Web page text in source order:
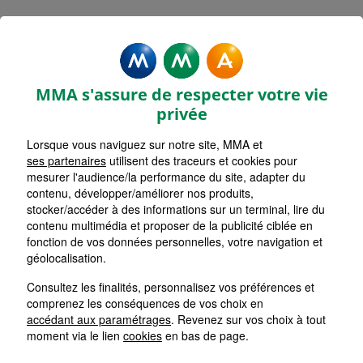
MONTRICHARD VAL DE CHER
Accueil
Assurance Centre-Val de Loire
Assurance Loir-et-Cher (41)
MMA s'assure de respecter votre vie
privée
Lorsque vous naviguez sur notre site, MMA et
ses partenaires utilisent des traceurs et cookies pour
mesurer l'audience/la performance du site, adapter du
contenu, développer/améliorer nos produits,
stocker/accéder à des informations sur un terminal, lire du
contenu multimédia et proposer de la publicité ciblée en
fonction de vos données personnelles, votre navigation et
géolocalisation.
Consultez les finalités, personnalisez vos préférences et
comprenez les conséquences de vos choix en
accédant aux paramétrages. Revenez sur vos choix à tout
moment via le lien cookies en bas de page.